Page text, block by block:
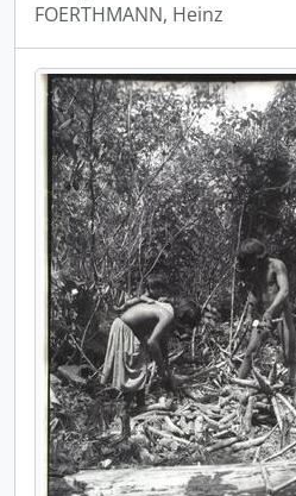
FOERTHMANN, Heinz